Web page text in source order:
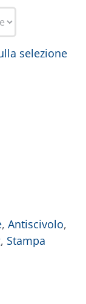
selezione
, Antiscivolo,
, Stampa